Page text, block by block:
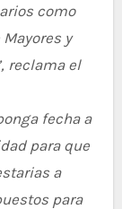
como
y
reclama el
fecha a
para que
a
para